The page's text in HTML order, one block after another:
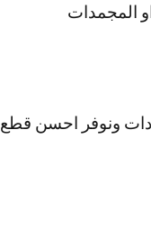
المجمدات
ونوفر احسن قطع